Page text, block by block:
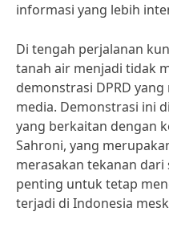
informasi yang lebih
Di tengah perjalanan
tanah air menjadi tidak
demonstrasi DPRD
media. Demonstrasi ini
yang berkaitan dengan
Sahroni, yang
merasakan tekanan
penting untuk tetap
terjadi di Indonesia